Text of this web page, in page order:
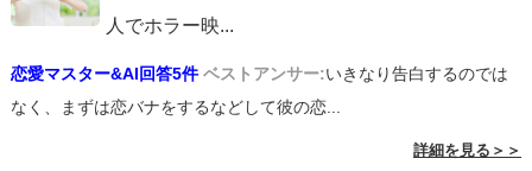
人でホラー映...
恋愛マスター&AI回答5件 ベストアンサー:いきなり告白するのでは
なく、まずは恋バナをするなどして彼の恋...
詳細を見る＞＞